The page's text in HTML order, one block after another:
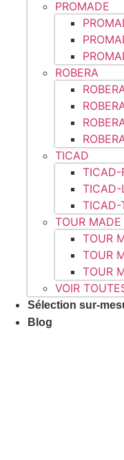
PROMADE
ROBERA
TICAD
TICAD-
TICAD-
TICAD-
TOUR MADE
TOUR
TOUR
TOUR
VOIR
Sélection sur-
Blog